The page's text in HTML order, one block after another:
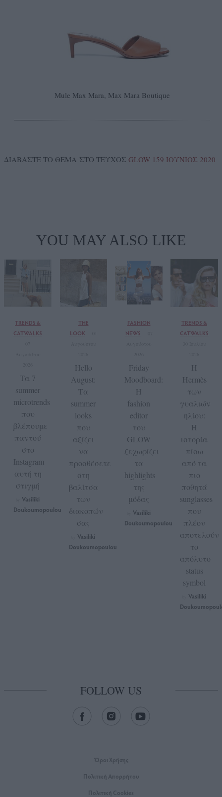
Mule Max Mara, Max Mara Boutique
ΔΙΑΒΑΣΤΕ ΤΟ ΘΕΜΑ ΣΤΟ ΤΕΥΧΟΣ GLOW 159 ΙΟΥΝΙΟΣ 2020
YOU MAY ALSO LIKE
TRENDS &
CATWALKS
Τα 7
summer
microtrends
που
βλέπουμε
παντού
στο
Instagram
αυτή τη
στιγμή
Vasiliki
Doukoumopoulou
THE
LOOK
Hello
August:
Τα
summer
looks
που
αξίζει
να
προσθέσετε
στη
βαλίτσα
των
διακοπών
σας
Vasiliki
Doukoumopoulou
FASHION
NEWS
Friday
Moodboard:
Η
fashion
editor
του
GLOW
ξεχωρίζει
τα
highlights
της
μόδας
Vasiliki
Doukoumopoulou
TRENDS &
CATWALKS
Η
Hermès
των
γυαλιών
ηλίου:
Η
ιστορία
πίσω
από τα
πιο
ποθητά
sunglasses
που
πλέον
αποτελούν
το
απόλυτο
status
symbol
Vasiliki
FOLLOW US
Όροι Xρήσης
Πολιτική Απορρήτου
Πολιτική Cookies